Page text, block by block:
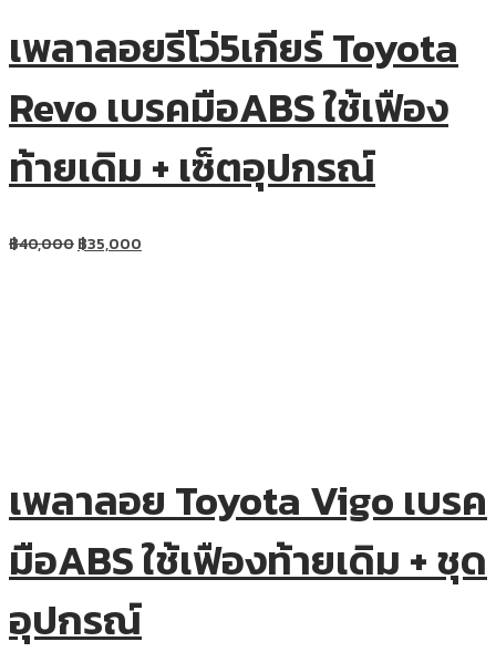
เพลาลอยรีโว่5เกียร์ Toyota
Revo เบรคมือABS ใช้เฟือง
ท้ายเดิม + เซ็ตอุปกรณ์
฿40,000฿35,000
เพลาลอย Toyota Vigo เบรค
มือABS ใช้เฟืองท้ายเดิม + ชุด
อุปกรณ์